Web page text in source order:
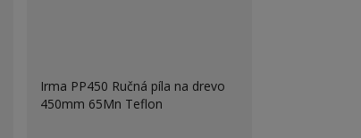
Irma PP450 Ručná píla na drevo
450mm 65Mn Teflon